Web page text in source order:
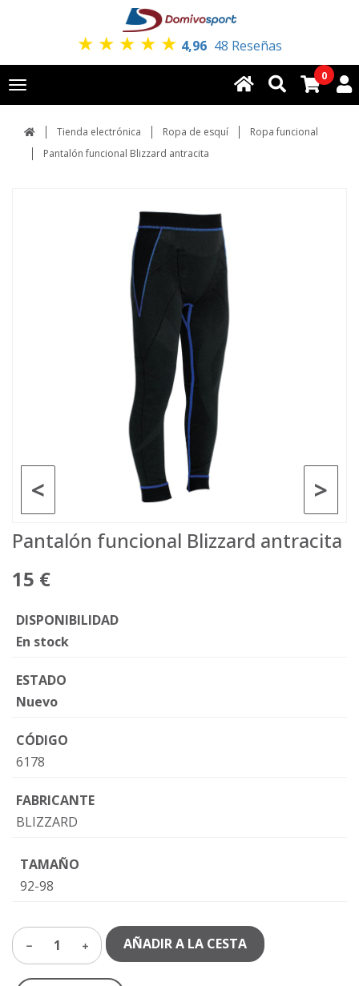
★ ★ ★ ★ ★ 4,96 48 Reseñas
Toggle
navigation
0
Tienda electrónica Ropa de esquí
Ropa funcional
Pantalón funcional Blizzard antracita
>
<
Pantalón funcional Blizzard antracita
15 €
DISPONIBILIDAD
En stock
ESTADO
Nuevo
CÓDIGO
6178
FABRICANTE
BLIZZARD
TAMAÑO
92-98
1 AÑADIR A LA CESTA